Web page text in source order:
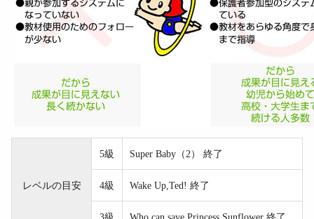
レベルの目安
5級 Super Baby（2） 終了
4級 Wake Up,Ted! 終了